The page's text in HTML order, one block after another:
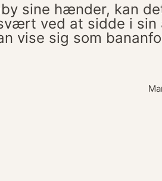
sine hænder, kan
ved at sidde i
vise sig som